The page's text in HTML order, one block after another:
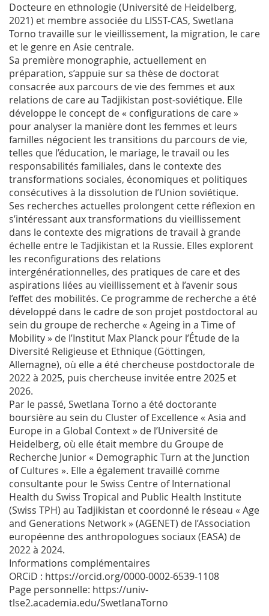
Docteure en ethnologie (Université de Heidelberg,
2021) et membre associée du LISST-CAS, Swetlana
Torno travaille sur le vieillissement, la migration, le care
et le genre en Asie centrale.
Sa première monographie, actuellement en
préparation, s’appuie sur sa thèse de doctorat
consacrée aux parcours de vie des femmes et aux
relations de care au Tadjikistan post-soviétique. Elle
développe le concept de « configurations de care »
pour analyser la manière dont les femmes et leurs
familles négocient les transitions du parcours de vie,
telles que l’éducation, le mariage, le travail ou les
responsabilités familiales, dans le contexte des
transformations sociales, économiques et politiques
consécutives à la dissolution de l’Union soviétique.
Ses recherches actuelles prolongent cette réflexion en
s’intéressant aux transformations du vieillissement
dans le contexte des migrations de travail à grande
échelle entre le Tadjikistan et la Russie. Elles explorent
les reconfigurations des relations
intergénérationnelles, des pratiques de care et des
aspirations liées au vieillissement et à l’avenir sous
l’effet des mobilités. Ce programme de recherche a été
développé dans le cadre de son projet postdoctoral au
sein du groupe de recherche « Ageing in a Time of
Mobility » de l’Institut Max Planck pour l’Étude de la
Diversité Religieuse et Ethnique (Göttingen,
Allemagne), où elle a été chercheuse postdoctorale de
2022 à 2025, puis chercheuse invitée entre 2025 et
2026.
Par le passé, Swetlana Torno a été doctorante
boursière au sein du Cluster of Excellence « Asia and
Europe in a Global Context » de l’Université de
Heidelberg, où elle était membre du Groupe de
Recherche Junior « Demographic Turn at the Junction
of Cultures ». Elle a également travaillé comme
consultante pour le Swiss Centre of International
Health du Swiss Tropical and Public Health Institute
(Swiss TPH) au Tadjikistan et coordonné le réseau « Age
and Generations Network » (AGENET) de l’Association
européenne des anthropologues sociaux (EASA) de
2022 à 2024.
Informations complémentaires
ORCiD : https://orcid.org/0000-0002-6539-1108
Page personnelle: https://univ-
tlse2.academia.edu/SwetlanaTorno